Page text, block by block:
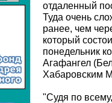
отдаленный
Туда очень
ранее, чем
который
понедельник
Агафангел
Хабаровским
"Судя по